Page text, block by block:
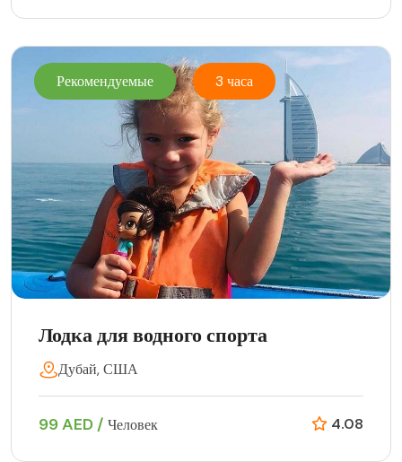
Рекомендуемые 3 часа
Лодка для водного спорта
Дубай, США
99 AED / Человек 4.08